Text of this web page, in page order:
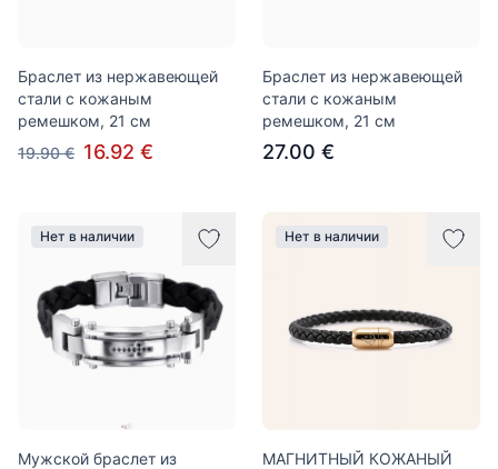
Браслет из нержавеющей
стали с кожаным
ремешком, 21 см
19.90 € 16.92 €
Браслет из нержавеющей
стали с кожаным
ремешком, 21 см
27.00 €
Нет в наличии
Мужской браслет из
Нет в наличии
МАГНИТНЫЙ КОЖАНЫЙ